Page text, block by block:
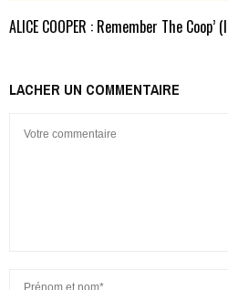
ALICE COOPER : Remember The Coop’
LACHER UN COMMENTAIRE